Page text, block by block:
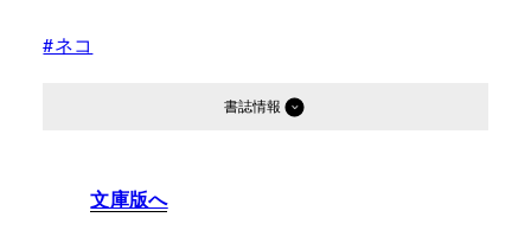
#ネコ
書誌情報
文庫版へ